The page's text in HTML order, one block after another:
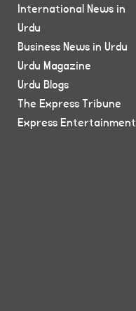
International News in
Urdu
Business News in Urdu
Urdu Magazine
Urdu Blogs
The Express Tribune
Express Entertainment